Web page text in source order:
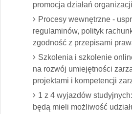
promocja działań
Procesy wewnętrzne -
regulaminów, polityk
zgodność z przepisami
Szkolenia i szkolenie
na rozwój umiejętności
projektami i kompetencji
1 z 4 wyjazdów
będą mieli możliwość